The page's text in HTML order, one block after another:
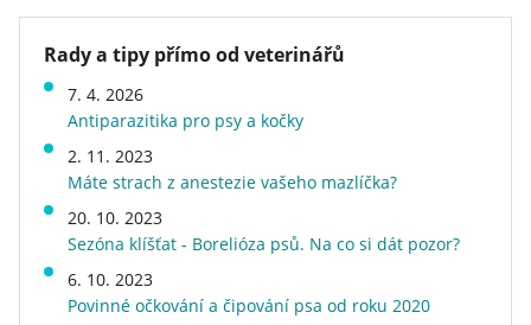
velmi dobře hrudkuje, proto je možné použít
menší množství a podestýlka déle vydrží
snadné čištění
dluhá životnost
Parametry
Značka
ZOLUX
Druh podestýlky
Délka a typ srsti
pro bílou srst, pro dlouhou
tmavou srst
Druh kosmetické výbavy
Hmotnost
6,46 kg
Doprava zdarma
Rady a tipy přímo od veterinářů
7. 4. 2026
Antiparazitika pro psy a kočky
2. 11. 2023
Máte strach z anestezie vašeho mazlíčka?
20. 10. 2023
Sezóna klíšťat - Borelióza psů. Na co si dát pozor?
6. 10. 2023
Povinné očkování a čipování psa od roku 2020